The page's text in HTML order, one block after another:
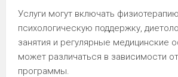
Услуги могут включать
психологическую поддержку,
занятия и регулярные медицинские
может различаться в зависимости
программы.